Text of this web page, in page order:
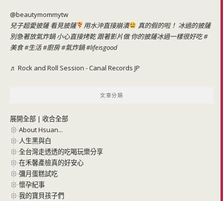
@beautymommytw
兒子超愛披薩 看見披薩
用水沖直接崩潰
真的假的啦！ 冰過的披薩
別急著放氣炸鍋 小心直接烤乾 跟著影片做 你的披薩冰過一樣很好吃#
美食#生活#廚房#氣炸鍋#lifeisgood
♬ Rock and Roll Session - Canal Records JP
文章分類
展開全部 | 收合全部
About Hsuan...
人生黑與白
全台灣走透透的吃喝玩樂分享
在禾馨產檢真的好安心
彌月蛋糕試吃
懷孕紀事
我的寶貝孩子們